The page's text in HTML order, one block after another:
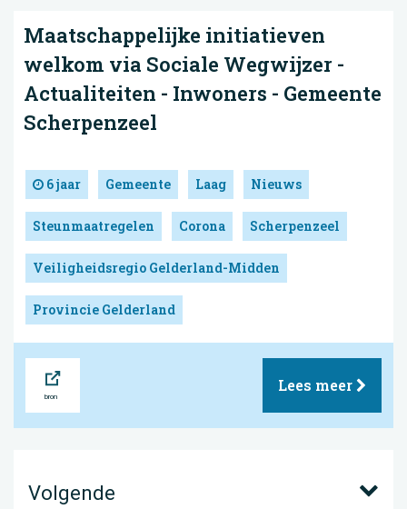
Maatschappelijke initiatieven
welkom via Sociale Wegwijzer -
Actualiteiten - Inwoners - Gemeente
Scherpenzeel
6 jaar Gemeente Laag Nieuws
Steunmaatregelen Corona Scherpenzeel
Veiligheidsregio Gelderland-Midden
Provincie Gelderland
Lees meer
Volgende